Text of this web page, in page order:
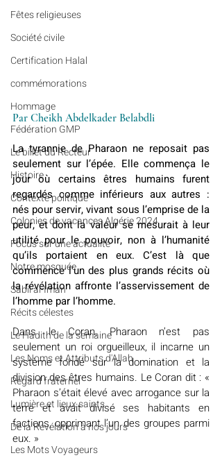
Fêtes religieuses
Société civile
Certification Halal
commémorations
Hommage
Fédération GMP
Le billet du Recteur
Histoire
Contexte politique
Colonies de vacances Algérie 2024
​​Focus sur une actualité
Notre mosquée
Sabil al-Iman
Récits célestes
Le Hadith de la semaine
Les Noms et Attributs d'Allah
Regard fraternel
Lumière et lieux saints
De la Révélation à nos jours
Les Mots Voyageurs
Par Cheikh Abdelkader Belabdli
La tyrannie de Pharaon ne reposait pas
seulement sur l’épée. Elle commença le
jour où certains êtres humains furent
regardés comme inférieurs aux autres :
nés pour servir, vivant sous l’emprise de la
peur, et dont la valeur se mesurait à leur
utilité pour le pouvoir, non à l’humanité
qu’ils portaient en eux. C’est là que
commence l’un des plus grands récits où
la révélation affronte l’asservissement de
l’homme par l’homme.
Dans le Coran, Pharaon n’est pas
seulement un roi orgueilleux, il incarne un
système fondé sur la domination et la
division des êtres humains. Le Coran dit : «
Pharaon s’était élevé avec arrogance sur la
terre et avait divisé ses habitants en
factions, opprimant l’un des groupes parmi
eux. »